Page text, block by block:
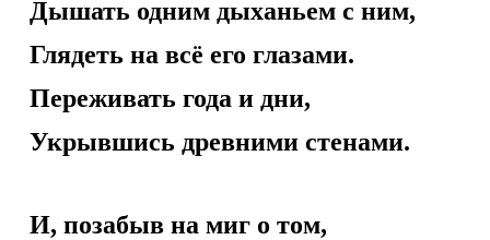
Дышать одним дыханьем с ним,
Глядеть на всё его глазами.
Переживать года и дни,
Укрывшись древними стенами.
И, позабыв на миг о том,